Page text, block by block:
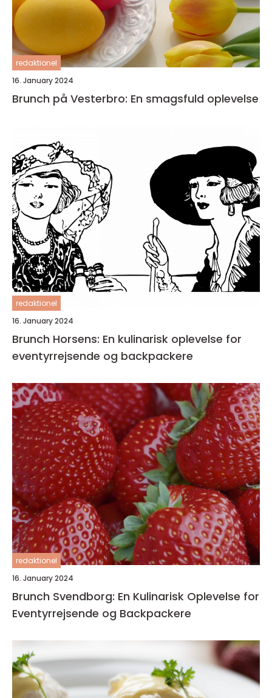
redaktionel
16. January 2024
Brunch på Vesterbro: En smagsfuld oplevelse
redaktionel
16. January 2024
Brunch Horsens: En kulinarisk oplevelse for
eventyrrejsende og backpackere
redaktionel
16. January 2024
Brunch Svendborg: En Kulinarisk Oplevelse for
Eventyrrejsende og Backpackere